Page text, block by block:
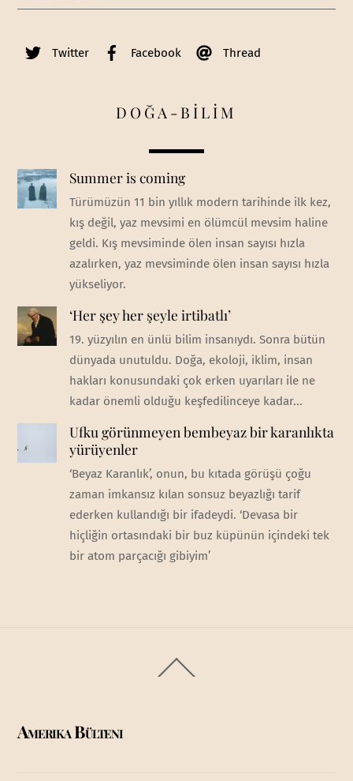
Twitter Facebook Thread
DOĞA-BİLİM
Summer is coming
Türümüzün 11 bin yıllık modern tarihinde ilk kez,
kış değil, yaz mevsimi en ölümcül mevsim haline
geldi. Kış mevsiminde ölen insan sayısı hızla
azalırken, yaz mevsiminde ölen insan sayısı hızla
yükseliyor.
‘Her şey her şeyle irtibatlı’
19. yüzyılın en ünlü bilim insanıydı. Sonra bütün
dünyada unutuldu. Doğa, ekoloji, iklim, insan
hakları konusundaki çok erken uyarıları ile ne
kadar önemli olduğu keşfedilinceye kadar...
Ufku görünmeyen bembeyaz bir karanlıkta
yürüyenler
‘Beyaz Karanlık’, onun, bu kıtada görüşü çoğu
zaman imkansız kılan sonsuz beyazlığı tarif
ederken kullandığı bir ifadeydi. ‘Devasa bir
hiçliğin ortasındaki bir buz küpünün içindeki tek
bir atom parçacığı gibiyim’
To
Amerika Bülteni